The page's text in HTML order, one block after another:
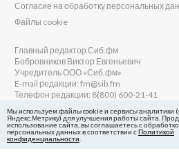
Согласие на обработку персональных
Файлы cookie
Главный редактор Сиб.фм
Бобровников Виктор Евгеньевич
Учредитель ООО «Сиб.фм»
E-mail редакции: fm@sib.fm
Телефон редакции: 8(800) 600-21-41
Сайт разработан и поддерживается
Мы используем файлы cookie и сервисы аналитики
Яндекс.Метрику) для улучшения работы сайта.
использование сайта, вы соглашаетесь с
персональных данных в соответствии сПолитикой
конфиденциальности